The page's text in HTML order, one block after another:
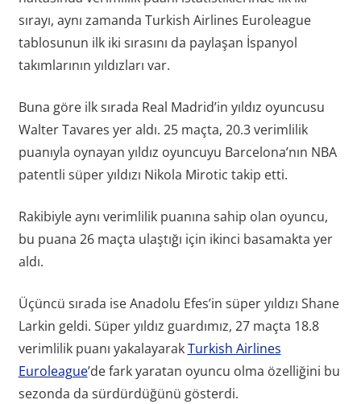
sırayı, aynı zamanda Turkish Airlines Euroleague
tablosunun ilk iki sırasını da paylaşan İspanyol
takımlarının yıldızları var.
Buna göre ilk sırada Real Madrid’in yıldız oyuncusu
Walter Tavares yer aldı. 25 maçta, 20.3 verimlilik
puanıyla oynayan yıldız oyuncuyu Barcelona’nın NBA
patentli süper yıldızı Nikola Mirotic takip etti.
Rakibiyle aynı verimlilik puanına sahip olan oyuncu,
bu puana 26 maçta ulaştığı için ikinci basamakta yer
aldı.
Üçüncü sırada ise Anadolu Efes’in süper yıldızı Shane
Larkin geldi. Süper yıldız guardımız, 27 maçta 18.8
verimlilik puanı yakalayarakTurkish Airlines
Euroleague’de fark yaratan oyuncu olma özelliğini bu
sezonda da sürdürdüğünü gösterdi.